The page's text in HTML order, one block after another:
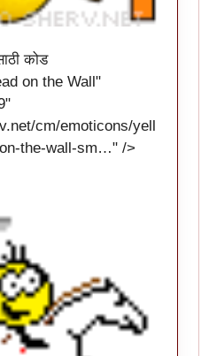
कोड
on the Wall"
cm/emoticons/yell
the-wall-sm…" />